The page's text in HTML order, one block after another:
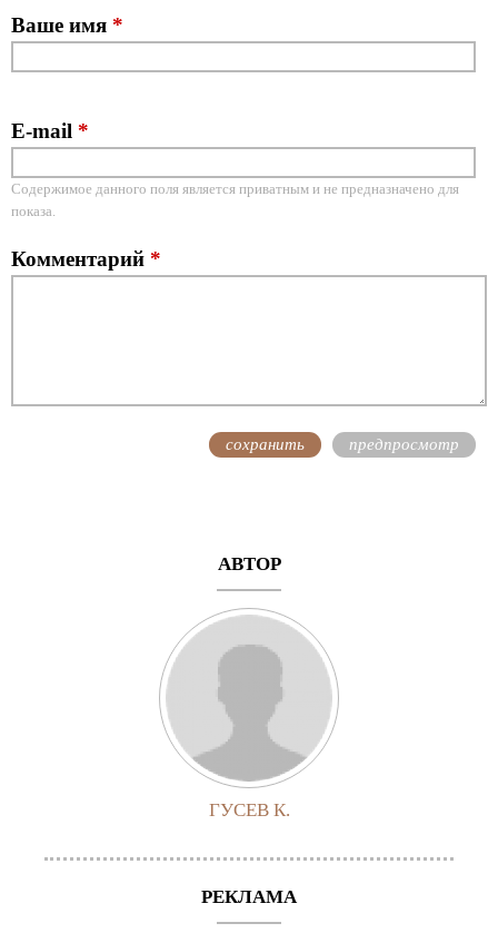
Ваше имя *
E-mail *
Содержимое данного поля является приватным и не предназначено для
показа.
Комментарий *
АВТОР
ГУСЕВ К.
РЕКЛАМА